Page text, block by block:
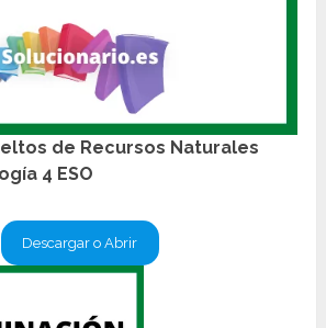
de Recursos Naturales
4 ESO
Descargar o Abrir